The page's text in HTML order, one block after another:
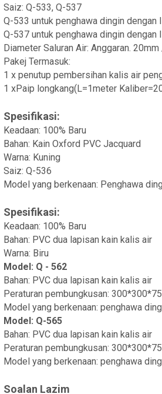
Saiz: Q-533, Q-537
Q-533 untuk penghawa dingin dengan
Q-537 untuk penghawa dingin dengan
Diameter Saluran Air: Anggaran.
Pakej Termasuk:
1 x penutup pembersihan kalis air
1 xPaip longkang(L=1meter
Spesifikasi:
Keadaan: 100% Baru
Bahan: Kain Oxford PVC Jacquard
Warna: Kuning
Saiz: Q-536
Model yang berkenaan: Penghawa
Spesifikasi:
Keadaan: 100% Baru
Bahan: PVC dua lapisan kain kalis air
Warna: Biru
Model: Q - 562
Bahan: PVC dua lapisan kain kalis air
Peraturan pembungkusan:
Model yang berkenaan: penghawa
Model: Q-565
Bahan: PVC dua lapisan kain kalis air
Peraturan pembungkusan:
Model yang berkenaan: penghawa
Soalan Lazim